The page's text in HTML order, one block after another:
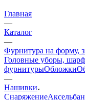
Главная
—
Каталог
—
Фурнитура на форму,
Головные уборы,
фурнитурыОбложки
—
Нашивки
Снаряжение